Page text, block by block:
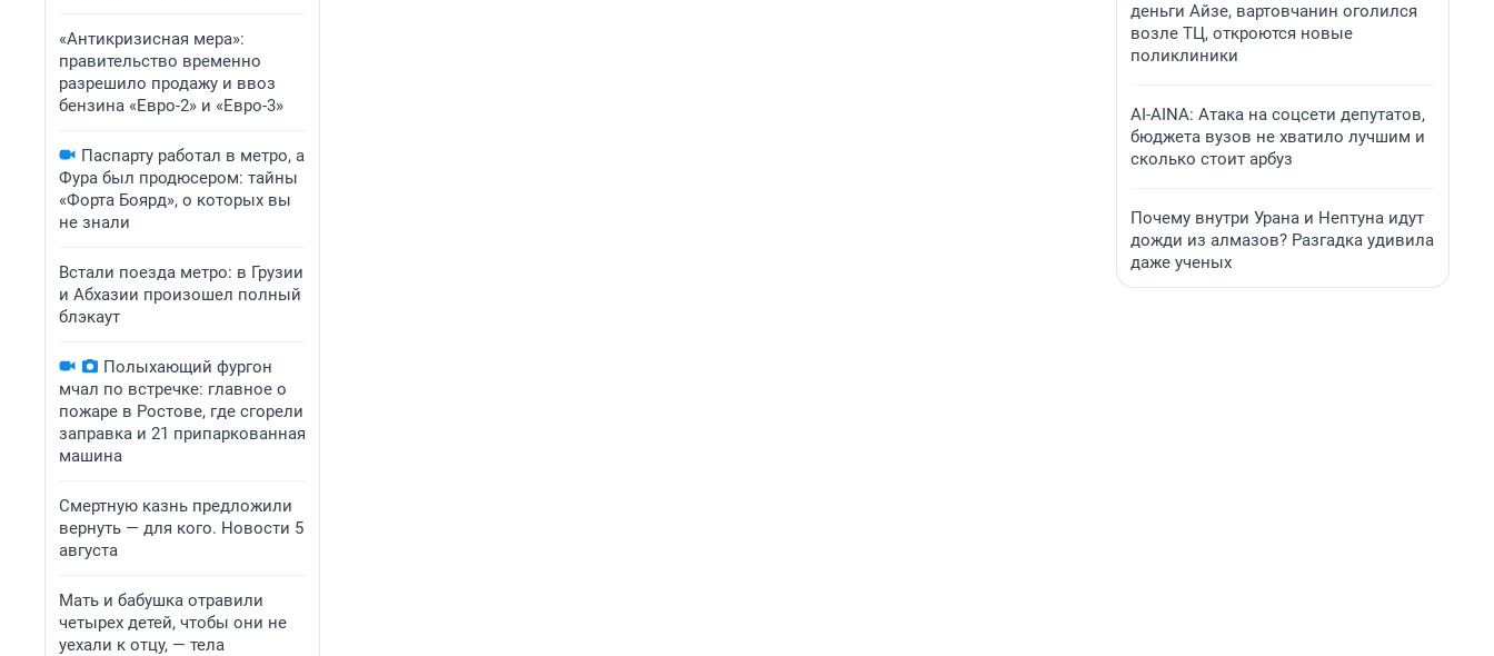
«Антикризисная мера»:
правительство временно
разрешило продажу и ввоз
бензина «Евро-2» и «Евро-3»
Паспарту работал в метро, а
Фура был продюсером: тайны
«Форта Боярд», о которых вы
не знали
Встали поезда метро: в Грузии
и Абхазии произошел полный
блэкаут
Полыхающий фургон
мчал по встречке: главное о
пожаре в Ростове, где сгорели
заправка и 21 припаркованная
машина
Смертную казнь предложили
вернуть — для кого. Новости 5
августа
Мать и бабушка отравили
четырех детей, чтобы они не
уехали к отцу, — тела
деньги Айзе, вартовчанин оголился
возле ТЦ, откроются новые
поликлиники
AI-AINA: Атака на соцсети депутатов,
бюджета вузов не хватило лучшим и
сколько стоит арбуз
Почему внутри Урана и Нептуна идут
дожди из алмазов? Разгадка удивила
даже ученых